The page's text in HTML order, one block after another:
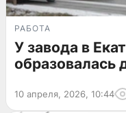
РАБОТА
У завода в
образовалась
10 апреля, 2026, 10:44